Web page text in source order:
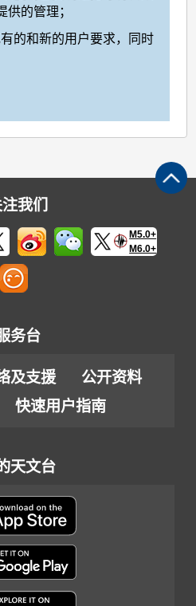
供的管理；
的和新的用户要求，同时
我们
M5.0+
M6.0+
务台
及支援
公开资料
快速用户指南
天文台